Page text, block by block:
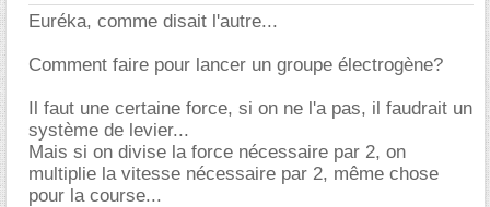
Euréka, comme disait l'autre...
Comment faire pour lancer un groupe électrogène?
Il faut une certaine force, si on ne l'a pas, il faudrait un
système de levier...
Mais si on divise la force nécessaire par 2, on
multiplie la vitesse nécessaire par 2, même chose
pour la course...